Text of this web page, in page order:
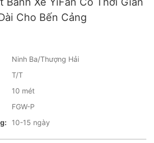
Cho Bến Cảng
Ninh Ba/Thượng Hải
T/T
10 mét
FGW-P
10-15 ngày